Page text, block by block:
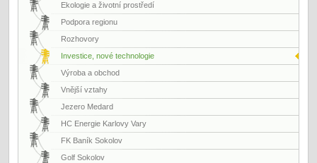
Ekologie a životní prostředí
Podpora regionu
Rozhovory
Investice, nové technologie
Výroba a obchod
Vnější vztahy
Jezero Medard
HC Energie Karlovy Vary
FK Baník Sokolov
Golf Sokolov